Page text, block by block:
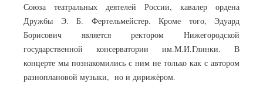
Союза театральных деятелей России, кавалер ордена
Дружбы Э. Б. Фертельмейстер. Кроме того, Эдуард
Борисович является ректором Нижегородской
государственной консерватории им.М.И.Глинки. В
концерте мы познакомились с ним не только как с автором
разноплановой музыки, но и дирижёром.